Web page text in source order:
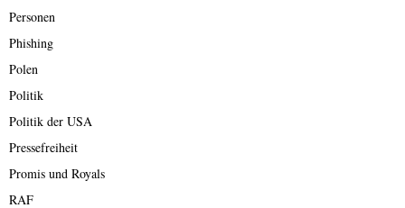
Personen
Phishing
Polen
Politik
Politik der USA
Pressefreiheit
Promis und Royals
RAF